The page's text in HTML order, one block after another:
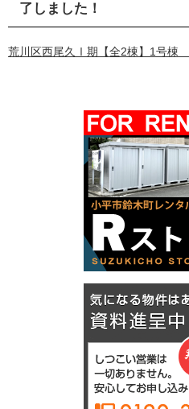
了しました！
荒川区西尾久Ⅰ期【全2棟】1号棟